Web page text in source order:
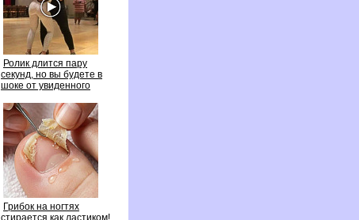
Ролик длится пару
секунд, но вы будете
шоке от увиденного
Грибок на ногтях
стирается как ластиком!